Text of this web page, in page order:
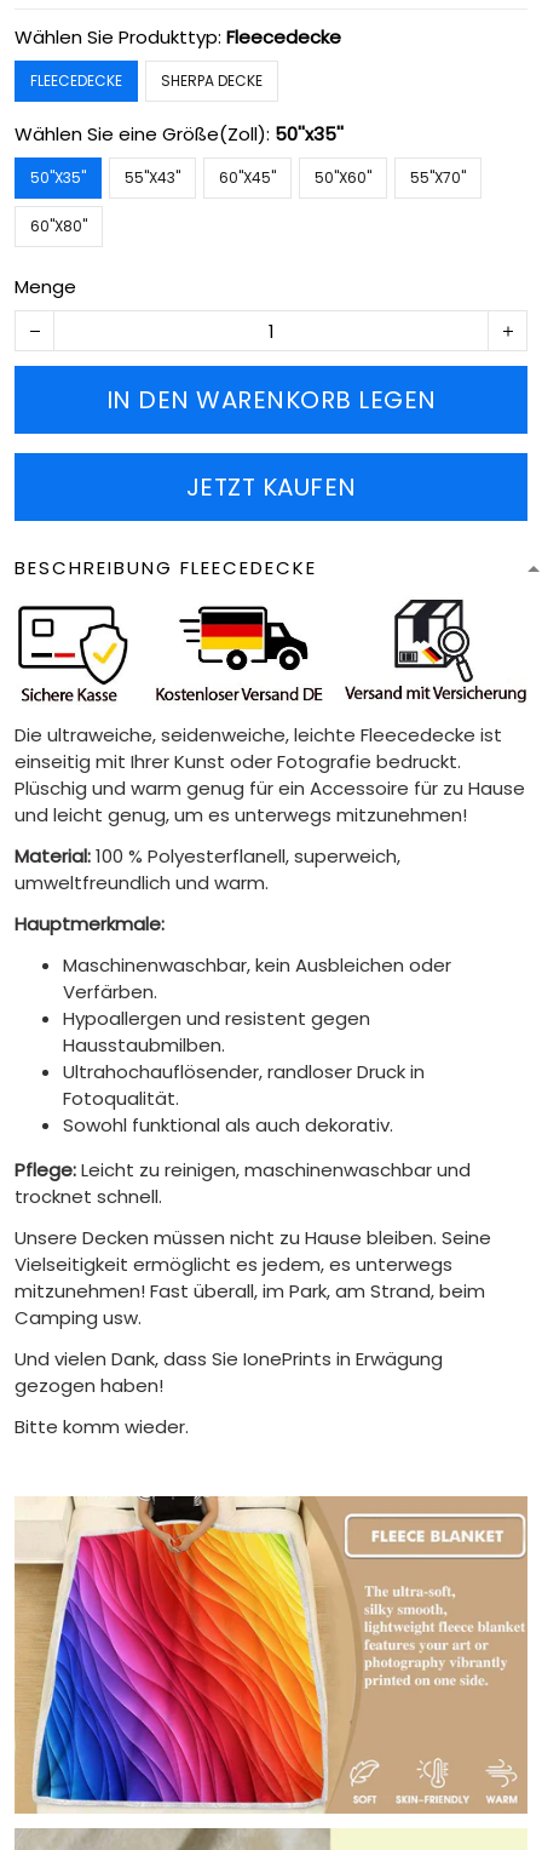
Wählen Sie Produkttyp: Fleecedecke
FLEECEDECKE SHERPA DECKE
Wählen Sie eine Größe(Zoll): 50''x35''
50''X35'' 55''X43'' 60''X45'' 50''X60'' 55''X70''
60''X80''
Menge
IN DEN WARENKORB LEGEN
JETZT KAUFEN
BESCHREIBUNG FLEECEDECKE
Die ultraweiche, seidenweiche, leichte Fleecedecke ist
einseitig mit Ihrer Kunst oder Fotografie bedruckt.
Plüschig und warm genug für ein Accessoire für zu Hause
und leicht genug, um es unterwegs mitzunehmen!
Material:100 % Polyesterflanell, superweich,
umweltfreundlich und warm.
Hauptmerkmale:
Maschinenwaschbar, kein Ausbleichen oder
Verfärben.
Hypoallergen und resistent gegen
Hausstaubmilben.
Ultrahochauflösender, randloser Druck in
Fotoqualität.
Sowohl funktional als auch dekorativ.
Pflege:Leicht zu reinigen, maschinenwaschbar und
trocknet schnell.
Unsere Decken müssen nicht zu Hause bleiben. Seine
Vielseitigkeit ermöglicht es jedem, es unterwegs
mitzunehmen! Fast überall, im Park, am Strand, beim
Camping usw.
Und vielen Dank, dass Sie IonePrints in Erwägung
gezogen haben!
Bitte komm wieder.